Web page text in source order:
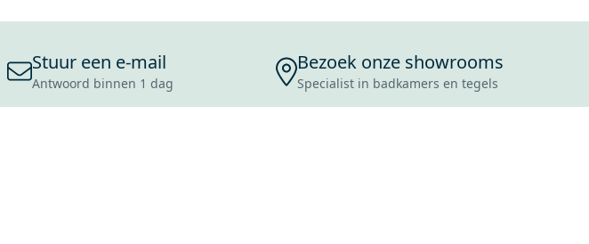
Stuur een e-mail
Antwoord binnen 1 dag
Bezoek onze showrooms
Specialist in badkamers en tegels